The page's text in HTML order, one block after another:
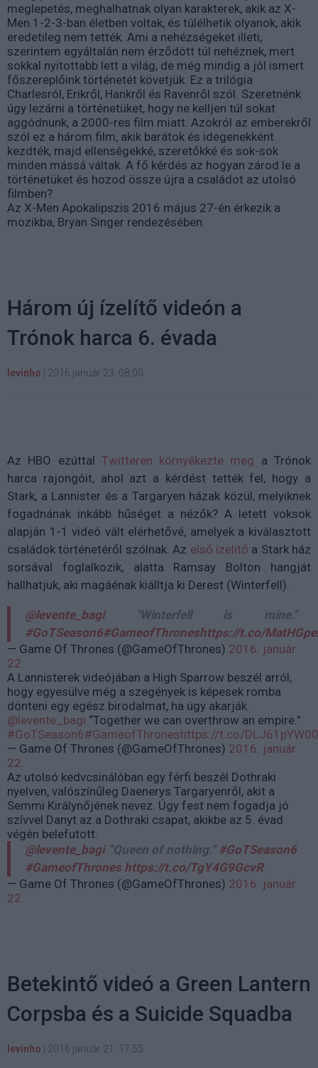
meglepetés, meghalhatnak olyan karakterek, akik az X-
Men 1-2-3-ban életben voltak, és túlélhetik olyanok, akik
eredetileg nem tették. Ami a nehézségeket illeti,
szerintem egyáltalán nem érződött túl nehéznek, mert
sokkal nyitottabb lett a világ, de még mindig a jól ismert
főszereplőink történetét követjük. Ez a trilógia
Charlesról, Erikről, Hankről és Ravenről szól. Szeretnénk
úgy lezárni a történetüket, hogy ne kelljen túl sokat
aggódnunk, a 2000-res film miatt. Azokról az emberekről
szól ez a három film, akik barátok és idegenekként
kezdték, majd ellenségekké, szeretőkké és sok-sok
minden mássá váltak. A fő kérdés az hogyan zárod le a
történetüket és hozod össze újra a családot az utolsó
filmben?
Az X-Men Apokalipszis 2016 május 27-én érkezik a
mozikba, Bryan Singer rendezésében.
Három új ízelítő videón a
Trónok harca 6. évada
levinho 2016 január 23. 08:00
Az HBO ezúttal Twitteren környékezte meg a Trónok
harca rajongóit, ahol azt a kérdést tették fel, hogy a
Stark, a Lannister és a Targaryen házak közül, melyiknek
fogadnának inkább hűséget a nézők? A letett voksok
alapján 1-1 videó vált elérhetővé, amelyek a kiválasztott
családok történetéről szólnak. Az első ízelítő a Stark ház
sorsával foglalkozik, alatta Ramsay Bolton hangját
hallhatjuk, aki magáénak kiálltja ki Derest (Winterfell).
@levente_bagi"Winterfell is mine."
#GoTSeason6#GameofThroneshttps://t.co/
— Game Of Thrones (@GameOfThrones) 2016. január
22.
A Lannisterek videójában a High Sparrow beszél arról,
hogy egyesülve még a szegények is képesek romba
dönteni egy egész birodalmat, ha úgy akarják.
@levente_bagi “Together we can overthrow an empire.”
#GoTSeason6#GameofThroneshttps://t.co/DLJ61pYW00
— Game Of Thrones (@GameOfThrones) 2016. január
22.
Az utolsó kedvcsinálóban egy férfi beszél Dothraki
nyelven, valószínűleg Daenerys Targaryenről, akit a
Semmi Királynőjének nevez. Úgy fest nem fogadja jó
szívvel Danyt az a Dothraki csapat, akikbe az 5. évad
végén belefutott.
@levente_bagi“Queen of nothing.” #GoTSeason6
#GameofThrones https://t.co/TgY4G9GcvR
— Game Of Thrones (@GameOfThrones) 2016. január
22.
Betekintő videó a Green Lantern
Corpsba és a Suicide Squadba
levinho 2016 január 21. 17:55